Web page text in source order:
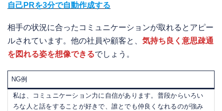
自己PRを3分で自動作成する
相手の状況に合ったコミュニケーションが取れるとアピー
ルされています。他の社員や顧客と、 気持ち良く意思疎通
を図れる姿を想像できるでしょう。
NG例
私は、コミュニケーション力に自信があります。普段からいろい
ろな人と話をすることが好きで、誰とでも仲良くなれるのが強み